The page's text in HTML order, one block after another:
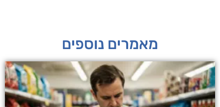
מאמרים נוספים